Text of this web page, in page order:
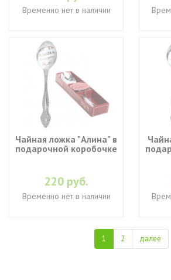
Временно нет в наличии
Чайная ложка "Алина" в
подарочной коробочке
220 руб.
Временно нет в наличии
1 2 далее